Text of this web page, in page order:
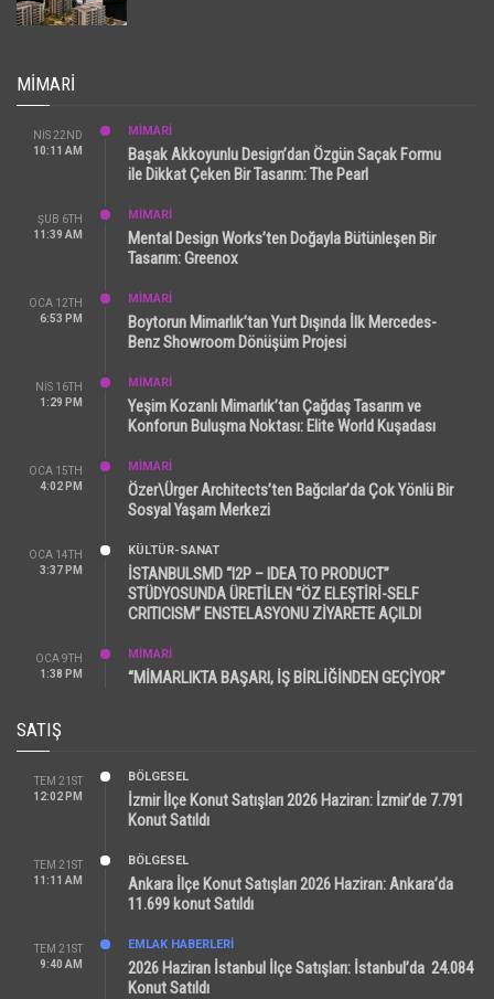
MIMARI
NIS 22ND
10:11 AM
MİMARİ
Başak Akkoyunlu Design’dan Özgün Saçak Formu
ile Dikkat Çeken Bir Tasarım: The Pearl
ŞUB 6TH
11:39 AM
MİMARİ
Mental Design Works’ten Doğayla Bütünleşen Bir
Tasarım: Greenox
OCA 12TH
6:53 PM
MİMARİ
Boytorun Mimarlık’tan Yurt Dışında İlk Mercedes-
Benz Showroom Dönüşüm Projesi
NIS 16TH
1:29 PM
MİMARİ
Yeşim Kozanlı Mimarlık’tan Çağdaş Tasarım ve
Konforun Buluşma Noktası: Elite World Kuşadası
OCA 15TH
4:02 PM
MİMARİ
Özer\Ürger Architects’ten Bağcılar’da Çok Yönlü Bir
Sosyal Yaşam Merkezi
OCA 14TH
3:37 PM
KÜLTÜR-SANAT
İSTANBULSMD “I2P – IDEA TO PRODUCT”
STÜDYOSUNDA ÜRETİLEN “ÖZ ELEŞTİRİ-SELF
CRITICISM” ENSTELASYONU ZİYARETE AÇILDI
OCA 9TH
1:38 PM
MİMARİ
“MİMARLIKTA BAŞARI, İŞ BİRLİĞİNDEN GEÇİYOR”
SATIŞ
TEM 21ST
12:02 PM
BÖLGESEL
İzmir İlçe Konut Satışları 2026 Haziran: İzmir’de 7.791
Konut Satıldı
TEM 21ST
11:11 AM
BÖLGESEL
Ankara İlçe Konut Satışları 2026 Haziran: Ankara’da
11.699 konut Satıldı
TEM 21ST
9:40 AM
EMLAK HABERLERI
2026 Haziran İstanbul İlçe Satışları: İstanbul’da 24.084
Konut Satıldı